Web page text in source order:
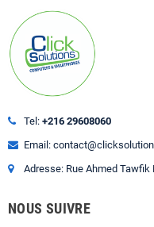
Tel: +216 29608060
Email:
Adresse: Rue Ahmed
NOUS SUIVRE